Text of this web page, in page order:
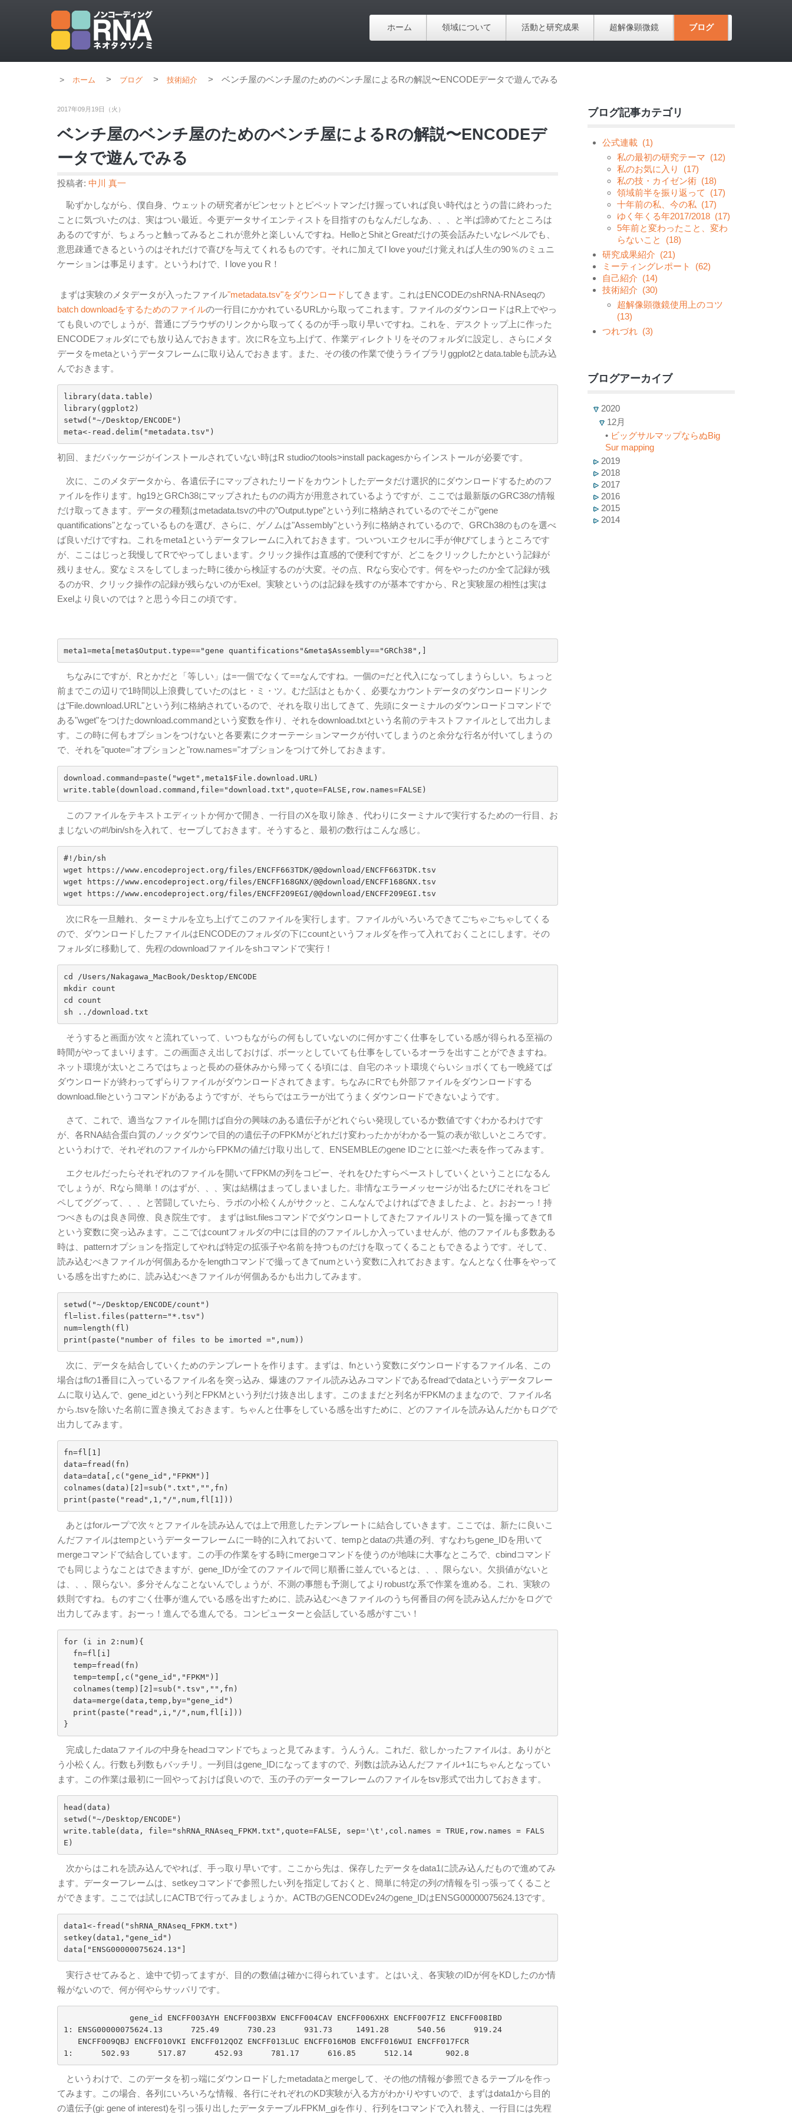
ホーム 領域について 活動と研究成果 超解像顕微鏡 ブログ
ホーム > ブログ > 技術紹介 > ベンチ屋のベンチ屋のためのベンチ屋によるRの解説〜ENCODEデータで遊んでみる
2017年09月19日（火）
ベンチ屋のベンチ屋のためのベンチ屋によるRの解説〜ENCODEデ
ータで遊んでみる
投稿者: 中川 真一
恥ずかしながら、僕自身、ウェットの研究者がピンセットとピペットマンだけ握っていれば良い時代はとうの昔に終わった
ことに気づいたのは、実はつい最近。今更データサイエンティストを目指すのもなんだしなあ、、、と半ば諦めてたところは
あるのですが、ちょろっと触ってみるとこれが意外と楽しいんですね。HelloとShitとGreatだけの英会話みたいなレベルでも、
意思疎通できるというのはそれだけで喜びを与えてくれるものです。それに加えてI love youだけ覚えれば人生の90％のミュニ
ケーションは事足ります。というわけで、I love you R！
まずは実験のメタデータが入ったファイル"metadata.tsv"をダウンロード してきます。これはENCODEのshRNA-RNAseqの
batch downloadをするためのファイルの一行目にかかれているURLから取ってこれます。ファイルのダウンロードはR上でやっ
ても良いのでしょうが、普通にブラウザのリンクから取ってくるのが手っ取り早いですね。これを、デスクトップ上に作った
ENCODEフォルダにでも放り込んでおきます。次にRを立ち上げて、作業ディレクトリをそのフォルダに設定し、さらにメタ
データをmetaというデータフレームに取り込んでおきます。また、その後の作業で使うライブラリggplot2とdata.tableも読み込
んでおきます。
library(data.table)
library(ggplot2)
setwd("~/Desktop/ENCODE")
初回、まだパッケージがインストールされていない時はR studioのtools>install packagesからインストールが必要です。
次に、このメタデータから、各遺伝子にマップされたリードをカウントしたデータだけ選択的にダウンロードするためのフ
ァイルを作ります。hg19とGRCh38にマップされたものの両方が用意されているようですが、ここでは最新版のGRC38の情報
だけ取ってきます。データの種類はmetadata.tsvの中の”Output.type”という列に格納されているのでそこが"gene
quantifications"となっているものを選び、さらに、ゲノムは"Assembly"という列に格納されているので、GRCh38のものを選べ
ば良いだけですね。これをmeta1というデータフレームに入れておきます。ついついエクセルに手が伸びてしまうところです
が、ここはじっと我慢してRでやってしまいます。クリック操作は直感的で便利ですが、どこをクリックしたかという記録が
残りません。変なミスをしてしまった時に後から検証するのが大変。その点、Rなら安心です。何をやったのか全て記録が残
るのがR、クリック操作の記録が残らないのがExel。実験というのは記録を残すのが基本ですから、Rと実験屋の相性は実は
Exelより良いのでは？と思う今日この頃です。
meta1=meta[meta$Output.type=="gene quantifications"&meta$Assembly=="GRCh38",]
ちなみにですが、Rとかだと「等しい」は=一個でなくて==なんですね。一個の=だと代入になってしまうらしい。ちょっと
前までこの辺りで1時間以上浪費していたのはヒ・ミ・ツ。むだ話はともかく、必要なカウントデータのダウンロードリンク
は"File.download.URL"という列に格納されているので、それを取り出してきて、先頭にターミナルのダウンロードコマンドで
ある"wget"をつけたdownload.commandという変数を作り、それをdownload.txtという名前のテキストファイルとして出力しま
す。この時に何もオプションをつけないと各要素にクオーテーションマークが付いてしまうのと余分な行名が付いてしまうの
で、それを"quote="オプションと"row.names="オプションをつけて外しておきます。
download.command=paste("wget",meta1$File.download.URL)
write.table(download.command,file="download.txt",quote=FALSE,row.names=FALSE)
このファイルをテキストエディットか何かで開き、一行目のXを取り除き、代わりにターミナルで実行するための一行目、お
まじないの#!/bin/shを入れて、セーブしておきます。そうすると、最初の数行はこんな感じ。
#!/bin/sh
wget https://www.encodeproject.org/files/ENCFF663TDK/@@download/ENCFF663TDK.tsv
wget https://www.encodeproject.org/files/ENCFF168GNX/@@download/ENCFF168GNX.tsv
wget https://www.encodeproject.org/files/ENCFF209EGI/@@download/ENCFF209EGI.tsv
次にRを一旦離れ、ターミナルを立ち上げてこのファイルを実行します。ファイルがいろいろできてごちゃごちゃしてくる
ので、ダウンロードしたファイルはENCODEのフォルダの下にcountというフォルダを作って入れておくことにします。その
フォルダに移動して、先程のdownloadファイルをshコマンドで実行！
cd /Users/Nakagawa_MacBook/Desktop/ENCODE
mkdir count
cd count
sh ../download.txt
そうすると画面が次々と流れていって、いつもながらの何もしていないのに何かすごく仕事をしている感が得られる至福の
時間がやってまいります。この画面さえ出しておけば、ボーッとしていても仕事をしているオーラを出すことができますね。
ネット環境が太いところではちょっと長めの昼休みから帰ってくる頃には、自宅のネット環境ぐらいショボくても一晩経てば
ダウンロードが終わってずらりファイルがダウンロードされてきます。ちなみにRでも外部ファイルをダウンロードする
download.fileというコマンドがあるようですが、そちらではエラーが出てうまくダウンロードできないようです。
さて、これで、適当なファイルを開けば自分の興味のある遺伝子がどれぐらい発現しているか数値ですぐわかるわけです
が、各RNA結合蛋白質のノックダウンで目的の遺伝子のFPKMがどれだけ変わったかがわかる一覧の表が欲しいところです。
というわけで、それぞれのファイルからFPKMの値だけ取り出して、ENSEMBLEのgene IDごとに並べた表を作ってみます。
エクセルだったらそれぞれのファイルを開いてFPKMの列をコピー、それをひたすらペーストしていくということになるん
でしょうが、Rなら簡単！のはずが、、、実は結構はまってしまいました。非情なエラーメッセージが出るたびにそれをコピ
ペしてググって、、、と苦闘していたら、ラボの小松くんがサクッと、こんなんでよければできましたよ、と。おおーっ！持
つべきものは良き同僚、良き院生です。 まずはlist.filesコマンドでダウンロートしてきたファイルリストの一覧を撮ってきてfl
という変数に突っ込みます。ここではcountフォルダの中には目的のファイルしか入っていませんが、他のファイルも多数ある
時は、patternオプションを指定してやれば特定の拡張子や名前を持つものだけを取ってくることもできるようです。そして、
読み込むべきファイルが何個あるかをlengthコマンドで撮ってきてnumという変数に入れておきます。なんとなく仕事をやって
いる感を出すために、読み込むべきファイルが何個あるかも出力してみます。
setwd("~/Desktop/ENCODE/count")
fl=list.files(pattern="*.tsv")
num=length(fl)
print(paste("number of files to be imorted =",num))
次に、データを結合していくためのテンプレートを作ります。まずは、fnという変数にダウンロードするファイル名、この
場合はflの1番目に入っているファイル名を突っ込み、爆速のファイル読み込みコマンドであるfreadでdataというデータフレー
ムに取り込んで、gene_idという列とFPKMという列だけ抜き出します。このままだと列名がFPKMのままなので、ファイル名
から.tsvを除いた名前に置き換えておきます。ちゃんと仕事をしている感を出すために、どのファイルを読み込んだかもログで
出力してみます。
fn=fl[1]
data=fread(fn)
data=data[,c("gene_id","FPKM")]
colnames(data)[2]=sub(".txt","",fn)
print(paste("read",1,"/",num,fl[1]))
あとはforループで次々とファイルを読み込んでは上で用意したテンプレートに結合していきます。ここでは、新たに良いこ
んだファイルはtempというデーターフレームに一時的に入れておいて、tempとdataの共通の列、すなわちgene_IDを用いて
mergeコマンドで結合しています。この手の作業をする時にmergeコマンドを使うのが地味に大事なところで、cbindコマンド
でも同じようなことはできますが、gene_IDが全てのファイルで同じ順番に並んでいるとは、、、限らない。欠損値がないと
は、、、限らない。多分そんなことないんでしょうが、不測の事態も予測してよりrobustな系で作業を進める。これ、実験の
鉄則ですね。ものすごく仕事が進んでいる感を出すために、読み込むべきファイルのうち何番目の何を読み込んだかをログで
出力してみます。おーっ！進んでる進んでる。コンピューターと会話している感がすごい！
for (i in 2:num){
}
完成したdataファイルの中身をheadコマンドでちょっと見てみます。うんうん。これだ、欲しかったファイルは。ありがと
う小松くん。行数も列数もバッチリ。一列目はgene_IDになってますので、列数は読み込んだファイル+1にちゃんとなってい
ます。この作業は最初に一回やっておけば良いので、玉の子のデーターフレームのファイルをtsv形式で出力しておきます。
head(data)
setwd("~/Desktop/ENCODE")
write.table(data, file="shRNA_RNAseq_FPKM.txt",quote=FALSE, sep='\t',col.names = TRUE,row.names = FALS
E)
次からはこれを読み込んでやれば、手っ取り早いです。ここから先は、保存したデータをdata1に読み込んだもので進めてみ
ます。データーフレームは、setkeyコマンドで参照したい列を指定しておくと、簡単に特定の列の情報を引っ張ってくること
ができます。ここでは試しにACTBで行ってみましょうか。ACTBのGENCODEv24のgene_IDはENSG00000075624.13です。
data1<-fread("shRNA_RNAseq_FPKM.txt")
setkey(data1,"gene_id")
data["ENSG00000075624.13"]
実行させてみると、途中で切ってますが、目的の数値は確かに得られています。とはいえ、各実験のIDが何をKDしたのか情
報がないので、何が何やらサッパリです。
1: ENSG00000075624.13      725.49      730.23      931.73     1491.28      540.56      919.24
というわけで、このデータを初っ端にダウンロードしたmetadataとmergeして、その他の情報が参照できるテーブルを作っ
てみます。この場合、各列にいろいろな情報、各行にそれぞれのKD実験が入る方がわかりやすいので、まずはdata1から目的
の遺伝子(gi: gene of interest)を引っ張り出したデータテーブルFPKM_giを作り、行列をtコマンドで入れ替え、一行目には先程
ブログ記事カテゴリ
公式連載 (1)
私の最初の研究テーマ (12)
私のお気に入り
(17)
私の技・カイゼン術 (18)
領域前半を振り返って
(17)
十年前の私、今の私 (17)
ゆく年くる年2017/2018 (17)
5年前と変わったこと、変わ
らないこと
(18)
研究成果紹介 (21)
ミーティングレポート
(62)
自己紹介 (14)
技術紹介 (30)
超解像顕微鏡使用上のコツ
(13)
つれづれ (3)
ブログアーカイブ
2020
12月
• ビッグサルマップならぬBig
Sur mapping
2019
2018
2017
2016
2015
2014